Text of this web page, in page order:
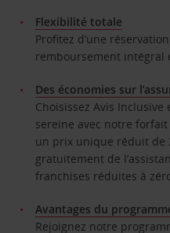
Flexibilité totale
Profitez d’une
remboursement intégral
Des économies sur
Choisissez Avis Inclusive
sereine avec notre
un prix unique réduit de
gratuitement de
franchises réduites à
Avantages du
Rejoignez notre